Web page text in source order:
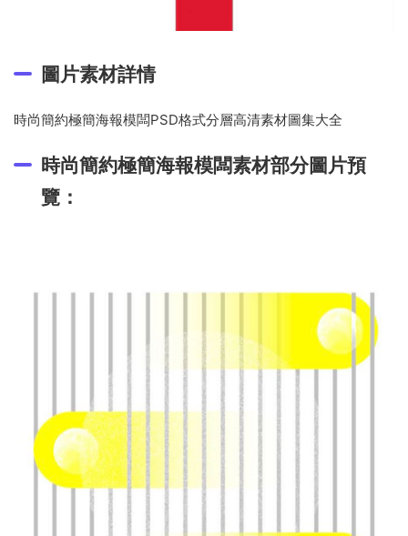
圖片素材詳情
時尚簡約極簡海報模闆PSD格式分層高清素材圖集大全
時尚簡約極簡海報模闆素材部分圖片預
覽：